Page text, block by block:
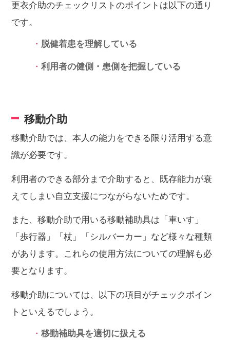
更衣介助のチェックリストのポイントは以下の通り
です。
脱健着患を理解している
利用者の健側・患側を把握している
移動介助
移動介助では、本人の能力をできる限り活用する意
識が必要です。
利用者のできる部分まで介助すると、既存能力が衰
えてしまい自立支援につながらないためです。
また、移動介助で用いる移動補助具は「車いす」
「歩行器」「杖」「シルバーカー」など様々な種類
があります。これらの使用方法についての理解も必
要となります。
移動介助については、以下の項目がチェックポイン
トといえるでしょう。
移動補助具を適切に扱える